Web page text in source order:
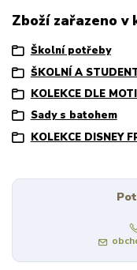
Zboží zařazeno v
Školní potřeby
ŠKOLNÍ A
KOLEKCE DLE
Sady s batohem
KOLEKCE DISNEY